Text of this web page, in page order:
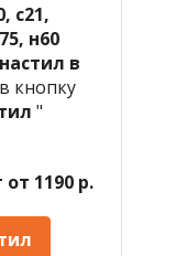
с21,
н60
в
кнопку
"
1190 р.